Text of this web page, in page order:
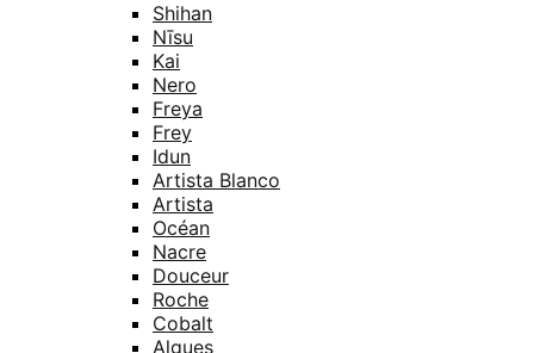
Shihan
Nīsu
Kai
Nero
Freya
Frey
Idun
Artista Blanco
Artista
Océan
Nacre
Douceur
Roche
Cobalt
Algues